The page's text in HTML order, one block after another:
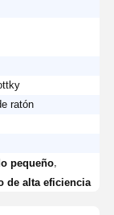
ratón
pequeño
de alta eficiencia